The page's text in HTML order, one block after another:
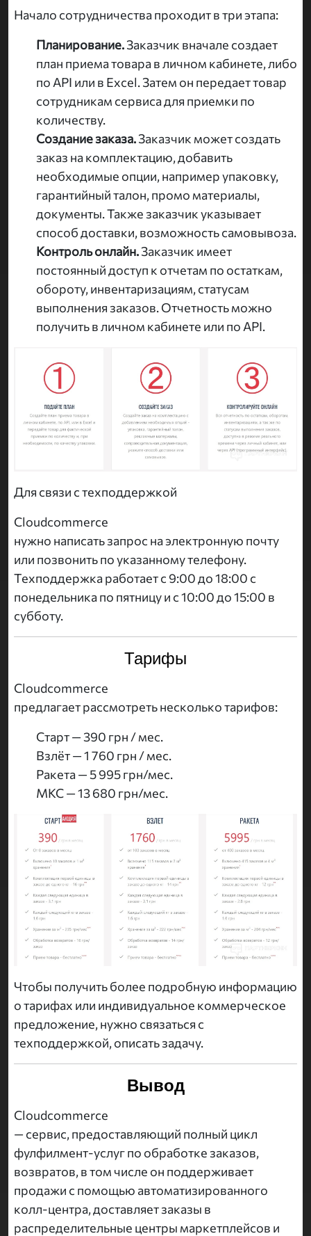
Начало сотрудничества проходит в три этапа:
Планирование.Заказчик вначале создает
план приема товара в личном кабинете, либо
по API или в Excel. Затем он передает товар
сотрудникам сервиса для приемки по
количеству.
Создание заказа.Заказчик может создать
заказ на комплектацию, добавить
необходимые опции, например упаковку,
гарантийный талон, промо материалы,
документы. Также заказчик указывает
способ доставки, возможность самовывоза.
Контроль онлайн.Заказчик имеет
постоянный доступ к отчетам по остаткам,
обороту, инвентаризациям, статусам
выполнения заказов. Отчетность можно
получить в личном кабинете или по API.
Для связи с техподдержкой
Cloudcommerce
нужно написать запрос на электронную почту
или позвонить по указанному телефону.
Техподдержка работает с 9:00 до 18:00 с
понедельника по пятницу и с 10:00 до 15:00 в
субботу.
Тарифы
Cloudcommerce
предлагает рассмотреть несколько тарифов:
Старт — 390 грн / мес.
Взлёт — 1 760 грн / мес.
Ракета — 5 995 грн/мес.
МКС — 13 680 грн/мес.
Чтобы получить более подробную информацию
о тарифах или индивидуальное коммерческое
предложение, нужно связаться с
техподдержкой, описать задачу.
Вывод
Cloudcommerce
— сервис, предоставляющий полный цикл
фулфилмент-услуг по обработке заказов,
возвратов, в том числе он поддерживает
продажи с помощью автоматизированного
колл-центра, доставляет заказы в
распределительные центры маркетплейсов и